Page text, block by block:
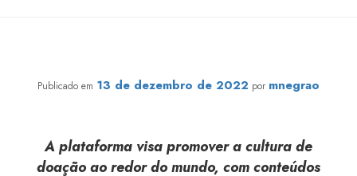
Publicado em 13 de dezembro de 2022 por mnegrao
A plataforma visa promover a cultura de
doação ao redor do mundo, com conteúdos